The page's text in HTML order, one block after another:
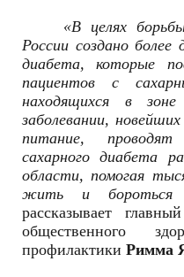
«В целях
России создано более
диабета, которые
пациентов с
находящихся в
заболевании,
питание,
сахарного диабета
области, помогая
жить и бороться
рассказывает
общественного
профилактики Римма